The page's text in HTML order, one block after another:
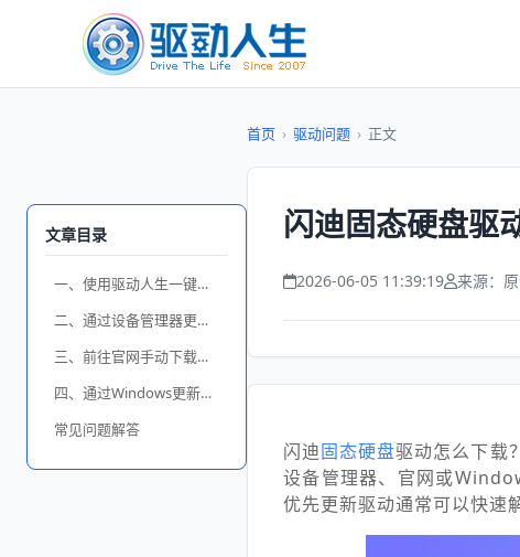
文章目录
一、使用驱动人生一键下载驱动
二、通过设备管理器更新闪迪SSD驱动
三、前往官网手动下载驱动
四、通过Windows更新获取驱动
常见问题解答
首页 › 驱动问题 › 正文
闪迪固态硬盘驱
2026-06-05 11:39:19 来源：
闪迪固态硬盘驱动怎么下载
设备管理器、官网或
优先更新驱动通常可以快速